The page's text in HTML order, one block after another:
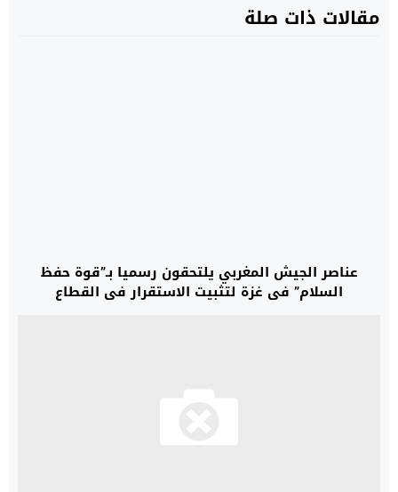
مقالات ذات صلة
عناصر الجيش المغربي يلتحقون رسميا بـ”قوة حفظ
السلام” في غزة لتثبيت الاستقرار في القطاع